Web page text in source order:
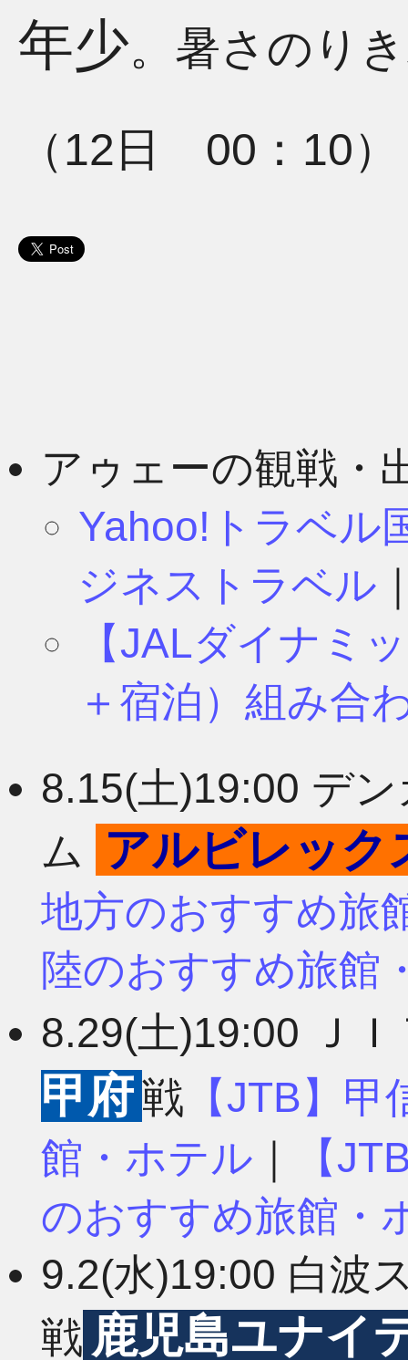
年少。暑さのり
（12日 00：10）
アゥェーの観戦・
Yahoo!トラベル
ジネストラベル
【JALダイナミ
＋宿泊）組み合
8.15(土)19:00 デ
ム
アルビレック
地方のおすすめ旅
陸のおすすめ旅館
8.29(土)19:00 Ｊ
甲府戦 【JTB】
館・ホテル ｜
【
のおすすめ旅館・
9.2(水)19:00 白波
戦 鹿児島ユナイ